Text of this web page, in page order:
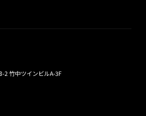
2 竹中ツインビルA-3F